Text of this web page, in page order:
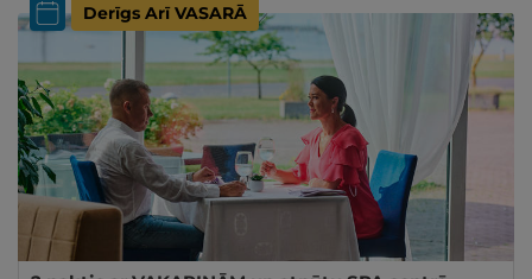
Derīgs Arī VASARĀ